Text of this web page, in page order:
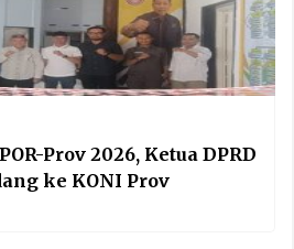
Prov 2026, Ketua DPRD
ke KONI Prov